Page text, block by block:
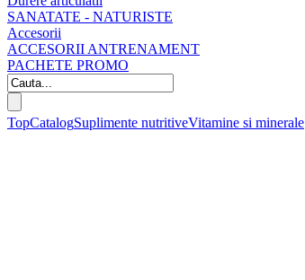
SANATATE - NATURISTE
Accesorii
ACCESORII ANTRENAMENT
PACHETE PROMO
TopCatalogSuplimente nutritiveVitamine si minerale